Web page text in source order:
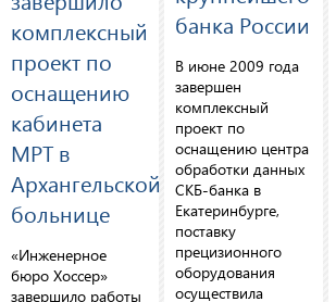
комплексный
проект по
оснащению
кабинета
МРТ в
Архангельской
больнице
«Инженерное
бюро Хоссер»
завершило работы
банка России
В июне 2009 года
завершен
комплексный
проект по
оснащению центра
обработки данных
СКБ-банка в
Екатеринбурге,
поставку
прецизионного
оборудования
осуществила